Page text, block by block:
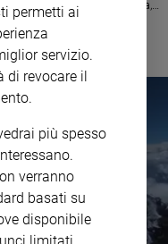
la Toscana e la Lombardia,
Regioni. Ecco cosa si deve
permetti ai
servizio.
di revocare il
più spesso
verranno
basati su
disponibile